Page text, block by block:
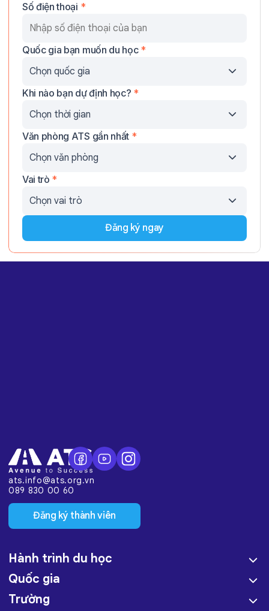
Số điện thoại *
Quốc gia bạn muốn du học *
Khi nào bạn dự định học? *
Văn phòng ATS gần nhất *
Vai trò *
Đăng ký ngay
ats.info@ats.org.vn
089 830 00 60
Đăng ký thành viên
Hành trình du học
Quốc gia
Trường